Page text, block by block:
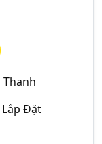
Thanh
Lắp Đặt